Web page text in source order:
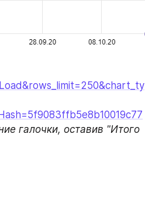
галочки, оставив "Итого